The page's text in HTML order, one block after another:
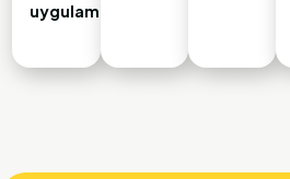
uygulamalar